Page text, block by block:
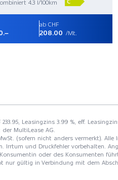
4.3 l/100km
ab CHF
208.00 /Mt.
Leasingzins 3.99 %, eff.
MultiLease AG.
(sofern nicht anders vermerkt).
Irrtum und Druckfehler vorbehalten.
oder des Konsumenten
nur gültig in Verbindung mit dem